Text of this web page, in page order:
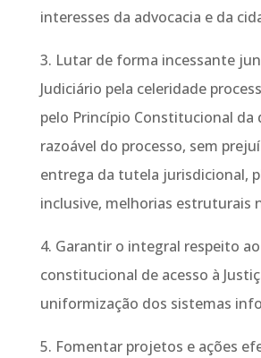
interesses da advocacia e da
3. Lutar de forma incessante
Judiciário pela celeridade
pelo Princípio Constitucional da
razoável do processo, sem
entrega da tutela jurisdicional,
inclusive, melhorias estruturais
4. Garantir o integral respeito
constitucional de acesso à
uniformização dos sistemas
5. Fomentar projetos e ações